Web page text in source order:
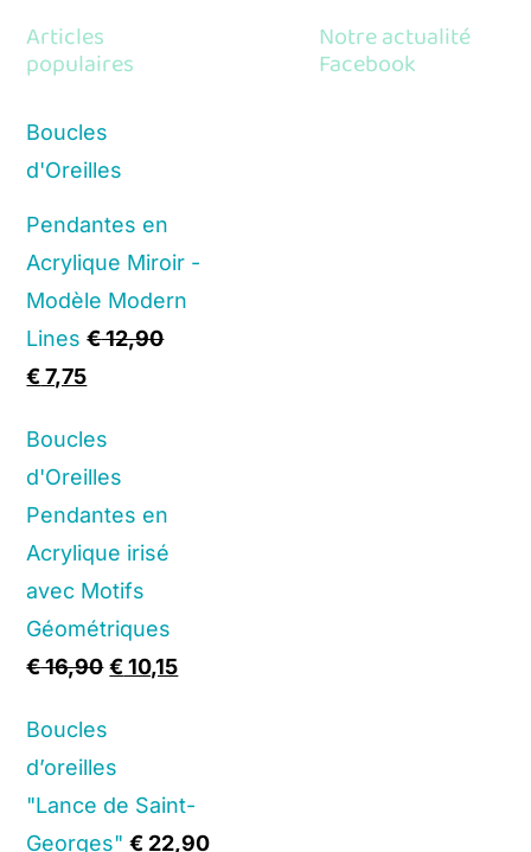
Articles
populaires
Boucles
d'Oreilles
Pendantes en
Acrylique Miroir -
Modèle Modern
Lines €12,90
Original
was:
€ 12,90.
€7,75Current
is:
€ 7,75.
Boucles
d'Oreilles
Pendantes en
Acrylique irisé
avec Motifs
Géométriques
€16,90 Original
€ 16,90.
€10,15Current
Boucles
d’oreilles
"Lance de Saint-
Georges" € 22,90
Notre actualité
Facebook